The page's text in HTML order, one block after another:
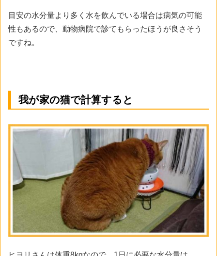
目安の水分量より多く水を飲んでいる場合は病気の可能
性もあるので、動物病院で診てもらったほうが良さそう
ですね。
我が家の猫で計算すると